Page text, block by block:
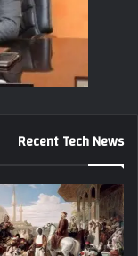
Recent Tech News